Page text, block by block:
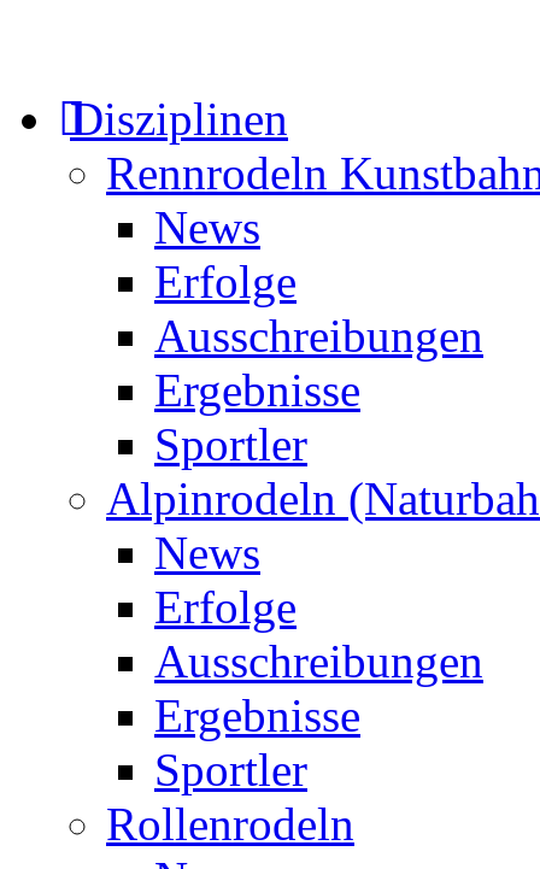
Disziplinen
Rennrodeln
News
Erfolge
Ausschreibungen
Ergebnisse
Sportler
Alpinrodeln
News
Erfolge
Ausschreibungen
Ergebnisse
Sportler
Rollenrodeln